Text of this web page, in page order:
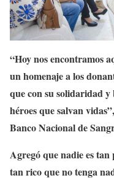
“Hoy nos encontramos
un homenaje a los
que con su solidaridad y
héroes que salvan
Banco Nacional de
Agregó que nadie es
tan rico que no tenga